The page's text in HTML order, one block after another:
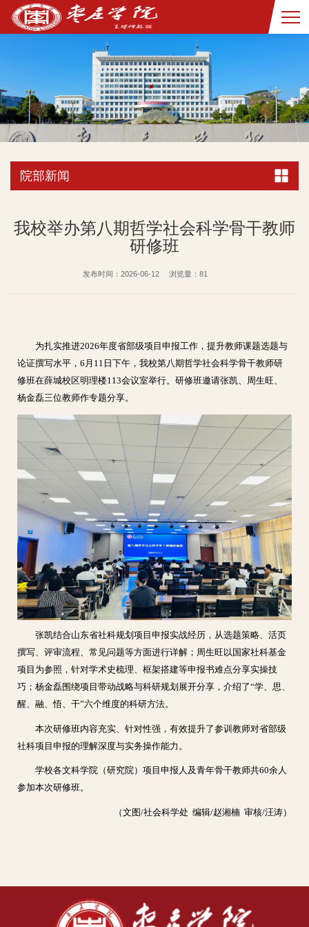
院部新闻
我校举办第八期哲学社会科学骨干教师
研修班
发布时间：2026-06-12 浏览量： 81
为扎实推进2026年度省部级项目申报工作，提升教师课题选题与
论证撰写水平，6月11日下午，我校第八期哲学社会科学骨干教师研
修班在薛城校区明理楼113会议室举行。研修班邀请张凯、周生旺、
杨金磊三位教师作专题分享。
张凯结合山东省社科规划项目申报实战经历，从选题策略、活页
撰写、评审流程、常见问题等方面进行详解；周生旺以国家社科基金
项目为参照，针对学术史梳理、框架搭建等申报书难点分享实操技
巧；杨金磊围绕项目带动战略与科研规划展开分享，介绍了“学、思、
醒、融、悟、干”六个维度的科研方法。
本次研修班内容充实、针对性强，有效提升了参训教师对省部级
社科项目申报的理解深度与实务操作能力。
学校各文科学院（研究院）项目申报人及青年骨干教师共60余人
参加本次研修班。
（文图/社会科学处 编辑/赵湘楠 审核/汪涛）